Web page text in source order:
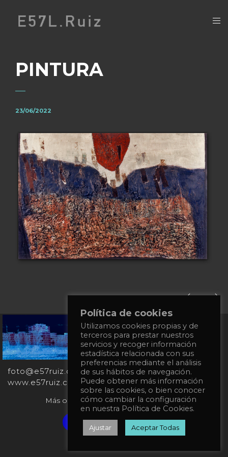
PINTURA
23/06/2022
+34
651
862
863
foto@e57ruiz.com
www.e57ruiz.com
Más obras en la galería virtual Singulart:
Verified artist on Singulart
Política de cookies
Utilizamos cookies propias y de
terceros para prestar nuestros
servicios y recoger información
estadística relacionada con sus
preferencias mediante el análisis
de sus hábitos de navegación.
Puede obtener más información
sobre las cookies, o bien conocer
cómo cambiar la configuración
en nuestra Política de Cookies.
Ajustar Aceptar Todas